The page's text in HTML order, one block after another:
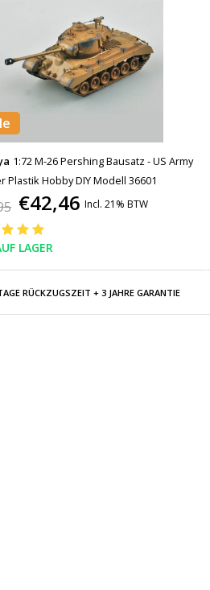
1:72 M-26 Pershing Bausatz - US Army
Plastik Hobby DIY Modell 36601
€42,46 Incl. 21% BTW
LAGER
RÜCKZUGSZEIT + 3 JAHRE GARANTIE